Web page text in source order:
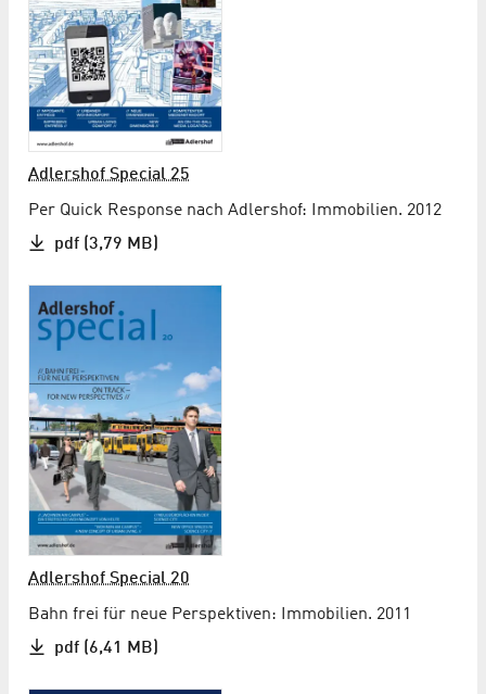
Adlershof Special 25
Per Quick Response nach Adlershof: Immobilien. 2012
pdf (3,79 MB)
Adlershof Special 20
Bahn frei für neue Perspektiven: Immobilien. 2011
pdf (6,41 MB)